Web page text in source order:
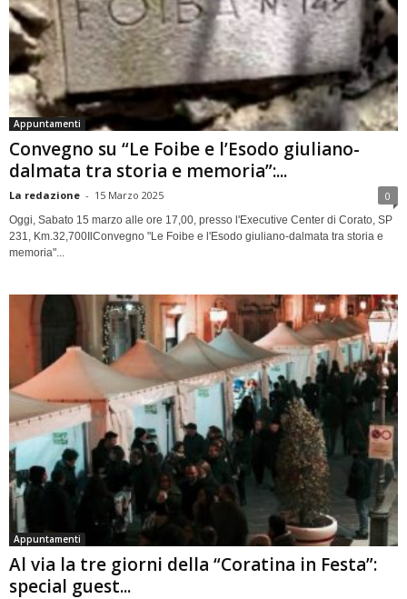
Appuntamenti
Convegno su “Le Foibe e l’Esodo giuliano-
dalmata tra storia e memoria”:...
La redazione - 15 Marzo 2025 0
Oggi, Sabato 15 marzo alle ore 17,00, presso l'Executive Center di Corato, SP
231, Km.32,700IlConvegno "Le Foibe e l'Esodo giuliano-dalmata tra storia e
memoria"...
Appuntamenti
Al via la tre giorni della “Coratina in Festa”:
special guest...